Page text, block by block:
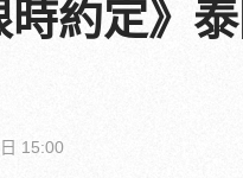
時約定》
15:00